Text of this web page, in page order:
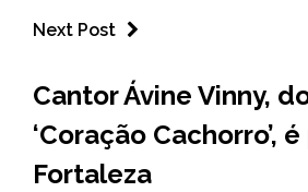
Next Post
Cantor Ávine Vinny,
‘Coração Cachorro’,
Fortaleza